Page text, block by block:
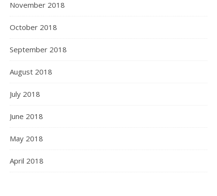
November 2018
October 2018
September 2018
August 2018
July 2018
June 2018
May 2018
April 2018